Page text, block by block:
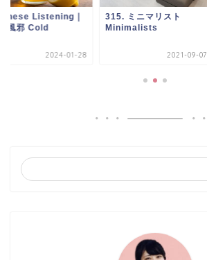
Listening｜
風邪 Cold
2024-01-28
315. ミニマリスト
Minimalists
2021-09-07